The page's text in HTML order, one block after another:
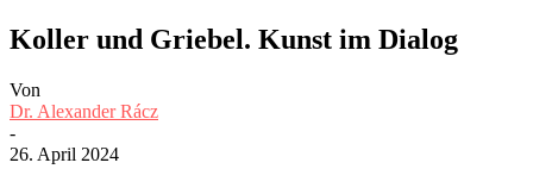
Koller und Griebel. Kunst im Dialog
Von
Dr. Alexander Rácz
-
26. April 2024